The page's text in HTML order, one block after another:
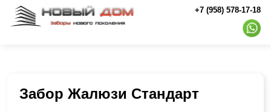
+7 (958) 578-17-18
Забор Жалюзи Стандарт